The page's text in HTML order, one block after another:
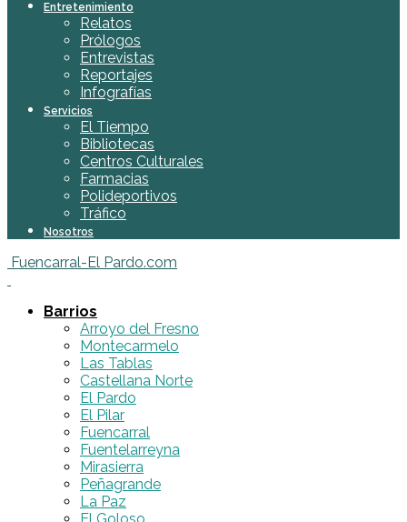
Entretenimiento
Relatos
Prólogos
Entrevistas
Reportajes
Infografías
Servicios
El Tiempo
Bibliotecas
Centros Culturales
Farmacias
Polideportivos
Tráfico
Nosotros
Fuencarral-El Pardo.com
Barrios
Arroyo del Fresno
Montecarmelo
Las Tablas
Castellana Norte
El Pardo
El Pilar
Fuencarral
Fuentelarreyna
Mirasierra
Peñagrande
La Paz